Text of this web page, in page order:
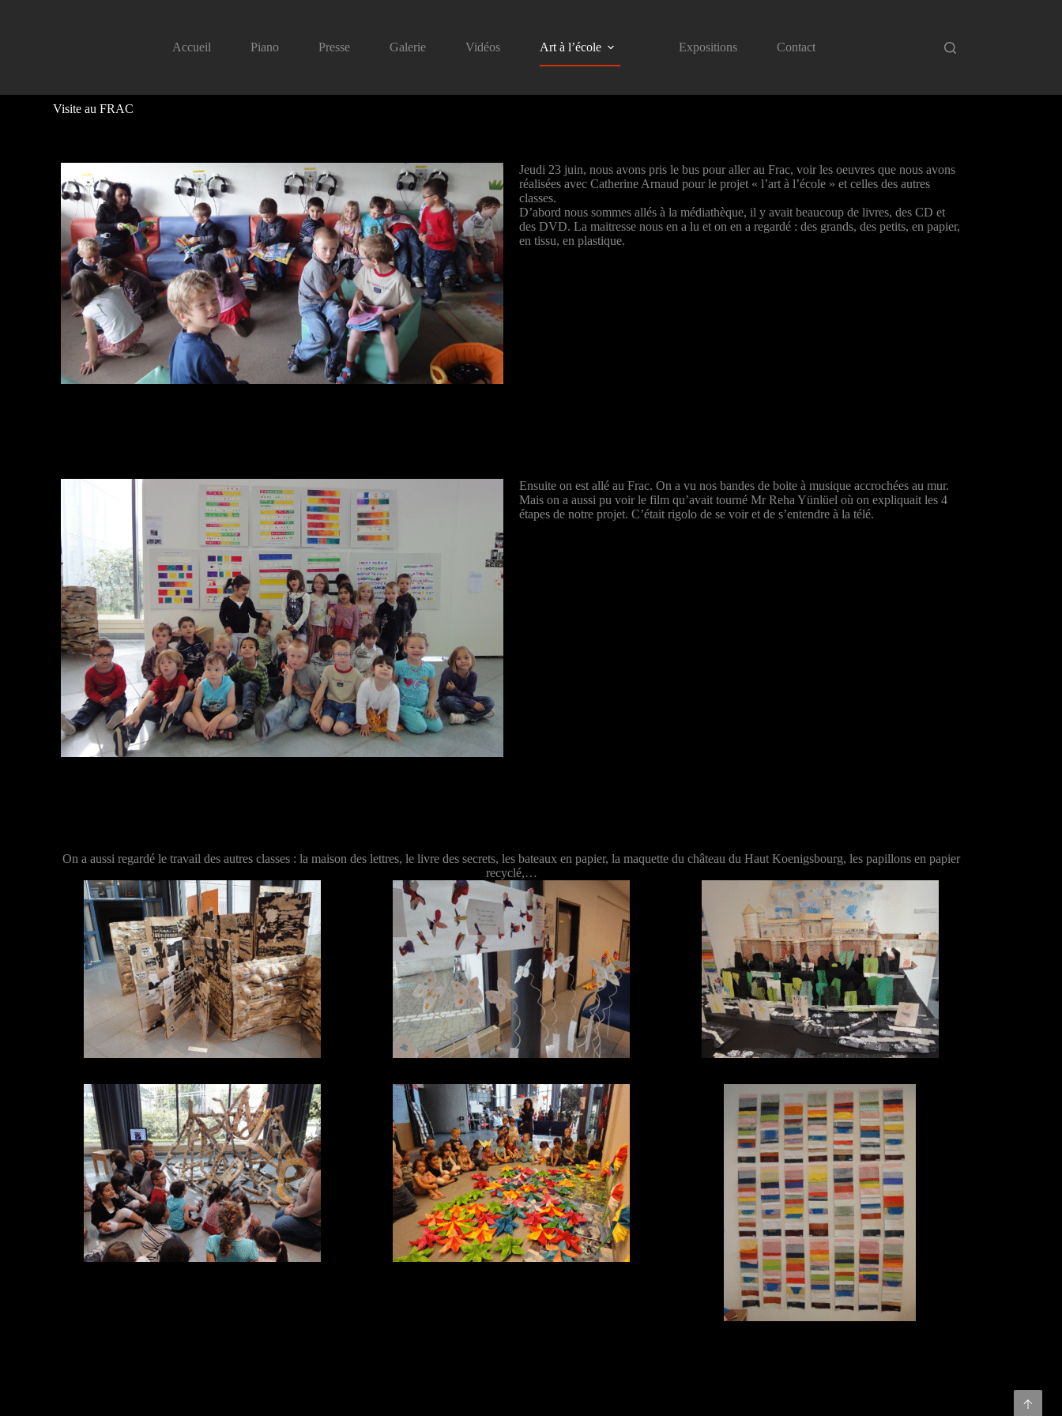
Accueil Piano Presse Galerie Vidéos Art à l’école Expositions Contact
Visite au FRAC
Jeudi 23 juin, nous avons pris le bus pour aller au Frac, voir les oeuvres que nous avons
réalisées avec Catherine Arnaud pour le projet « l’art à l’école » et celles des autres
classes.
D’abord nous sommes allés à la médiathèque, il y avait beaucoup de livres, des CD et
des DVD. La maitresse nous en a lu et on en a regardé : des grands, des petits, en papier,
en tissu, en plastique.
Ensuite on est allé au Frac. On a vu nos bandes de boite à musique accrochées au mur.
Mais on a aussi pu voir le film qu’avait tourné Mr Reha Yünlüel où on expliquait les 4
étapes de notre projet. C’était rigolo de se voir et de s’entendre à la télé.
On a aussi regardé le travail des autres classes : la maison des lettres, le livre des secrets, les bateaux en papier, la maquette du château du Haut Koenigsbourg, les papillons en papier
recyclé,…